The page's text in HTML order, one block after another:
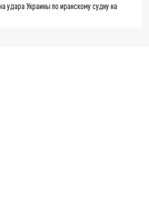
удара Украины по иранскому судну на